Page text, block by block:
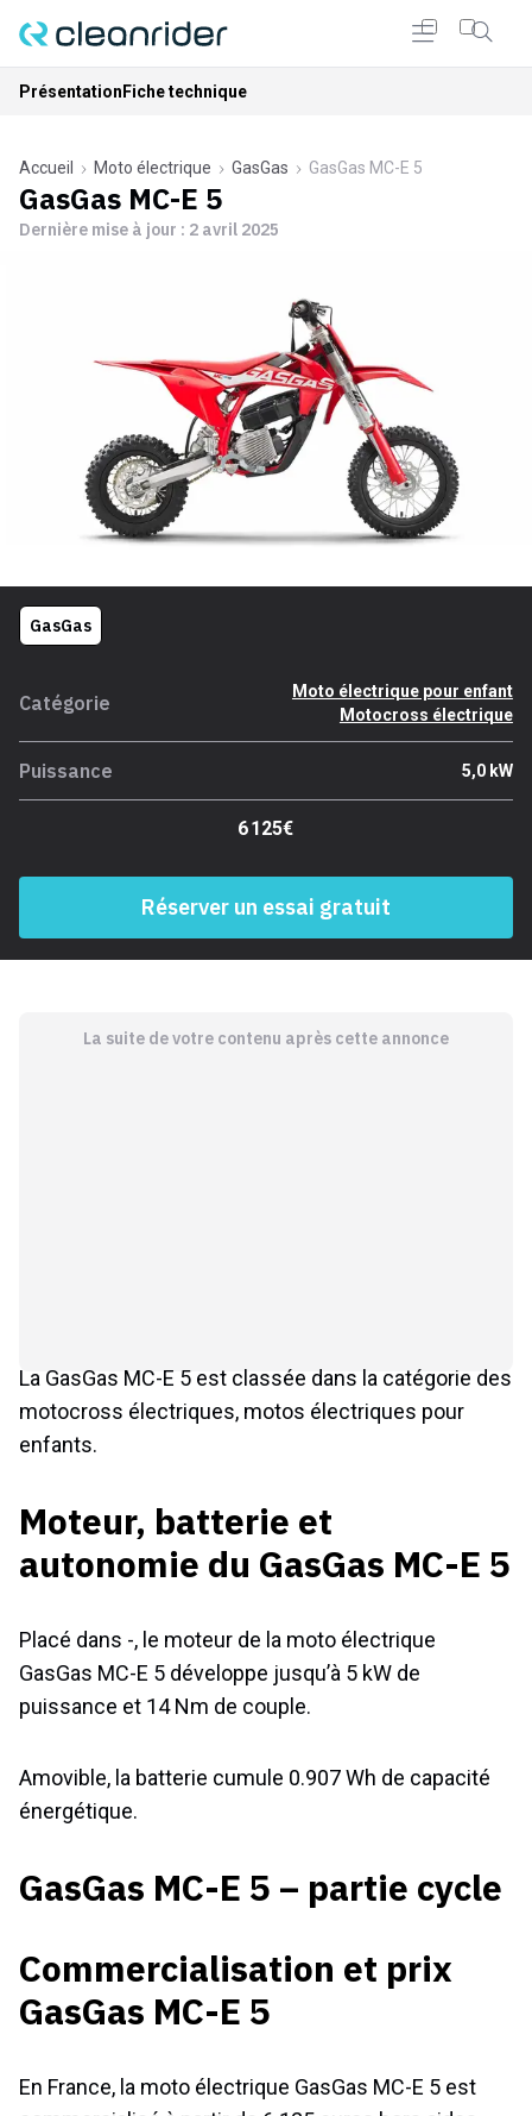
Présentation Fiche technique
Accueil Moto électrique GasGas GasGas MC-E 5
GasGas MC-E 5
Dernière mise à jour : 2 avril 2025
GasGas
Catégorie
Moto électrique pour enfant
Motocross électrique
Puissance 5,0 kW
6 125€
Réserver un essai gratuit
La suite de votre contenu après cette annonce
La GasGas MC-E 5 est classée dans la catégorie des
motocross électriques, motos électriques pour
enfants.
Moteur, batterie et
autonomie du GasGas MC-E 5
Placé dans -, le moteur de la moto électrique
GasGas MC-E 5 développe jusqu’à 5 kW de
puissance et 14 Nm de couple.
Amovible, la batterie cumule 0.907 Wh de capacité
énergétique.
GasGas MC-E 5 – partie cycle
Commercialisation et prix
GasGas MC-E 5
En France, la moto électrique GasGas MC-E 5 est